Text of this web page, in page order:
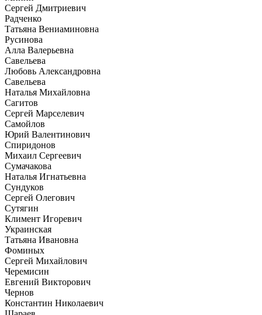
Сергей Дмитриевич
Радченко
Татьяна Вениаминовна
Русинова
Алла Валерьевна
Савельева
Любовь Александровна
Савельева
Наталья Михайловна
Сагитов
Сергей Марселевич
Самойлов
Юрий Валентинович
Спиридонов
Михаил Сергеевич
Сумачакова
Наталья Игнатьевна
Сундуков
Сергей Олегович
Сутягин
Климент Игоревич
Украинская
Татьяна Ивановна
Фоминых
Сергей Михайлович
Черемисин
Евгений Викторович
Чернов
Константин Николаевич